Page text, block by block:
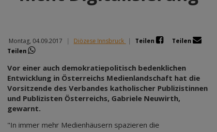
Montag, 04.09.2017 | Diözese Innsbruck | Teilen
Teilen
Teilen
Vor einer auch demokratiepolitisch bedenklichen
Entwicklung in Österreichs Medienlandschaft hat die
Vorsitzende des Verbandes katholischer Publizistinnen
und Publizisten Österreichs, Gabriele Neuwirth,
gewarnt.
"In immer mehr Medienhäusern spazieren die